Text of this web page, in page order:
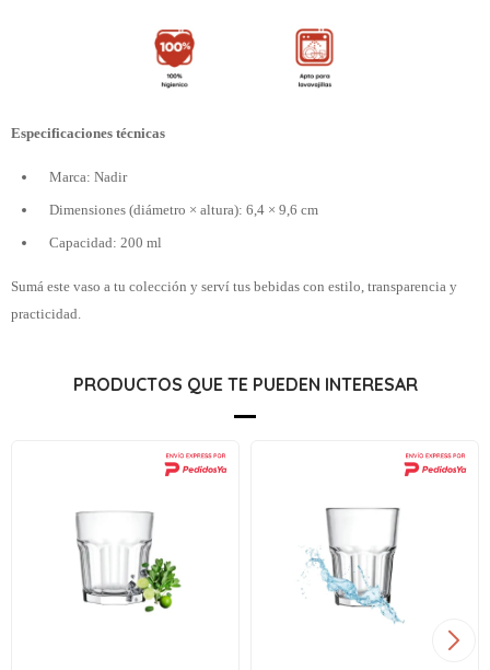
Especificaciones técnicas
Marca: Nadir
Dimensiones (diámetro × altura): 6,4 × 9,6 cm
Capacidad: 200 ml
Sumá este vaso a tu colección y serví tus bebidas con estilo, transparencia y
practicidad.
PRODUCTOS QUE TE PUEDEN INTERESAR